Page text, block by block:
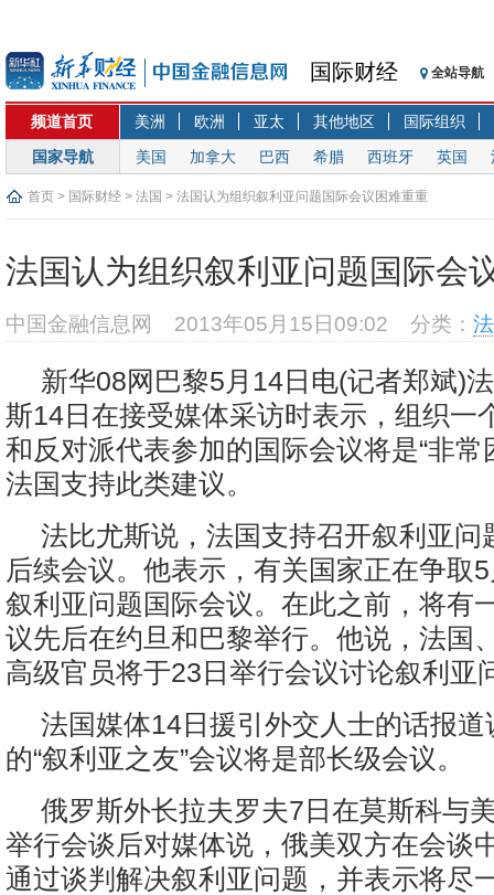
国际财经 全站导航
频道首页 美洲 欧洲 亚太 其他地区
国际组织
国家导航
美国 加拿大 巴西 希腊 西班牙 英国
首页 > 国际财经 > 法国 > 法国认为组织叙利亚问题国际会议困难重重
法国认为组织叙利亚问题国际会
中国金融信息网 2013年05月15日09:02 分类：
新华08网巴黎5月14日电(记者郑斌)
斯14日在接受媒体采访时表示，组织一
和反对派代表参加的国际会议将是“非常
法国支持此类建议。
法比尤斯说，法国支持召开叙利亚问
后续会议。他表示，有关国家正在争取
叙利亚问题国际会议。在此之前，将有
议先后在约旦和巴黎举行。他说，法国
高级官员将于23日举行会议讨论叙利亚
法国媒体14日援引外交人士的话报
的“叙利亚之友”会议将是部长级会议。
俄罗斯外长拉夫罗夫7日在莫斯科与
举行会谈后对媒体说，俄美双方在会谈
通过谈判解决叙利亚问题，并表示将尽